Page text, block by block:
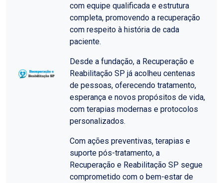
com equipe qualificada e estrutura
completa, promovendo a recuperação
com respeito à história de cada
paciente.
Desde a fundação, a Recuperação e
Reabilitação SP já acolheu centenas
de pessoas, oferecendo tratamento,
esperança e novos propósitos de vida,
com terapias modernas e protocolos
personalizados.
Com ações preventivas, terapias e
suporte pós-tratamento, a
Recuperação e Reabilitação SP segue
comprometido com o bem-estar de